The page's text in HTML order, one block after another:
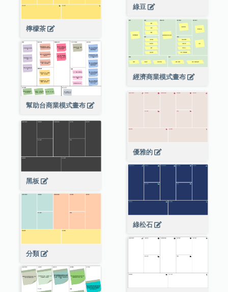
綠豆
檸檬茶
經濟商業模式畫布
幫助台商業模式畫布
優雅的
黑板
綠松石
分類